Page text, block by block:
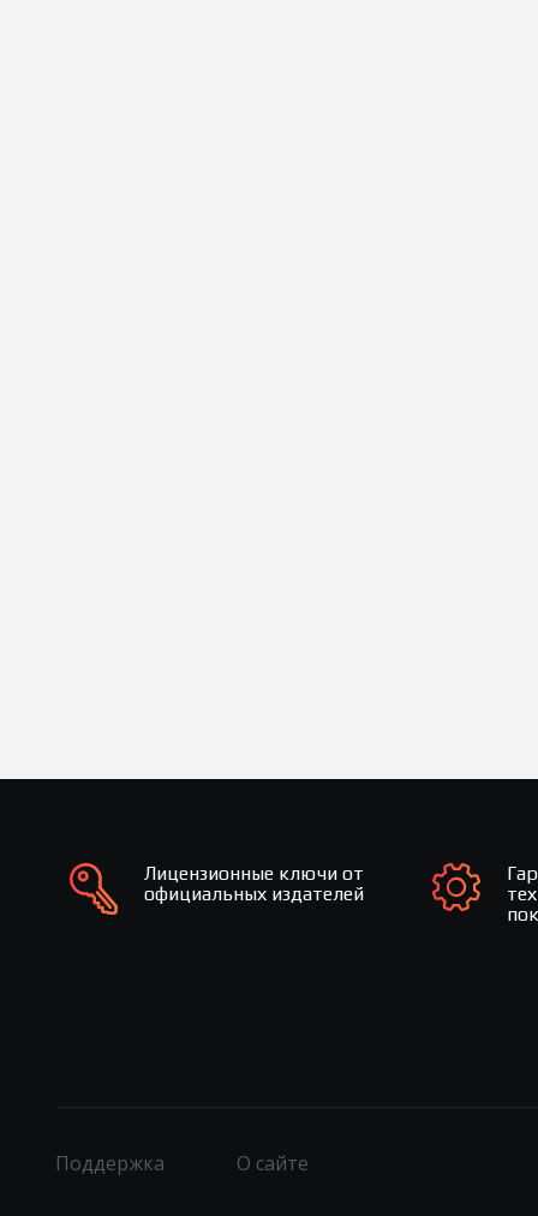
Лицензионные ключи от
официальных издателей
Поддержка О сайте